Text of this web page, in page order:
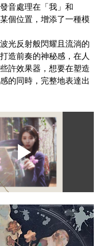
音處理在「我」和
某個位置，增添了一種模
光反射般閃耀且流淌的
造前奏的神秘感，在人
許效果器，想要在塑造
的同時，完整地表達出